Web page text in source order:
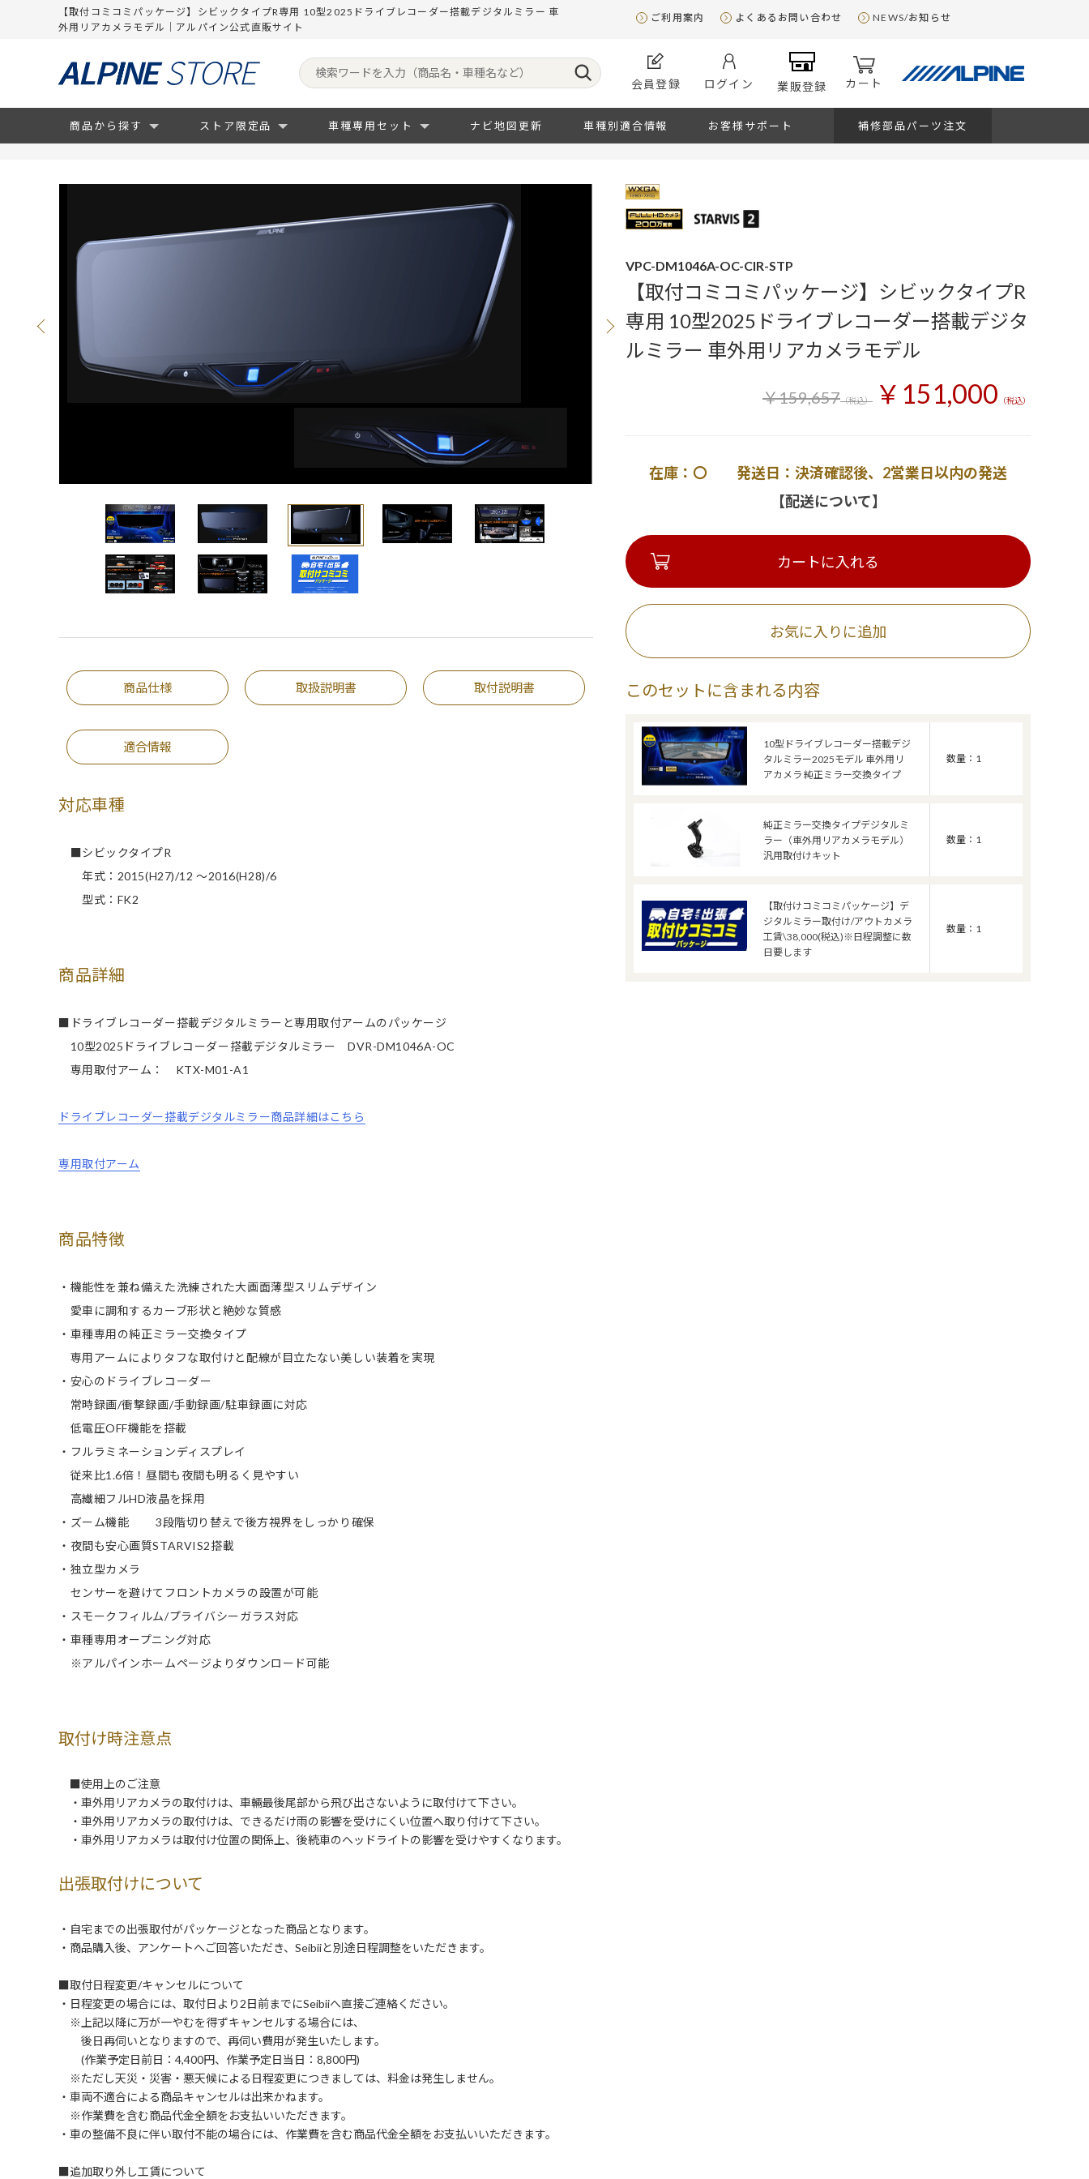
【取付コミコミパッケージ】シビックタイプR専用 10型2025ドライブレコーダー搭載デジタルミラー 車
外用リアカメラモデル｜アルパイン公式直販サイト
ご利用案内 よくあるお問い合わせ NEWS/お知らせ
会員登録 ログイン 業販登録 カート
商品から探す ストア限定品 車種専用セット ナビ地図更新 車種別適合情報 お客様サポート 補修部品パーツ注文
商品仕様 取扱説明書 取付説明書
適合情報
対応車種
■シビックタイプR
年式：2015(H27)/12 ～2016(H28)/6
型式：FK2
商品詳細
■ドライブレコーダー搭載デジタルミラーと専用取付アームのパッケージ
10型2025ドライブレコーダー搭載デジタルミラー DVR-DM1046A-OC
専用取付アーム： KTX-M01-A1
ドライブレコーダー搭載デジタルミラー商品詳細はこちら
専用取付アーム
商品特徴
・機能性を兼ね備えた洗練された大画面薄型スリムデザイン
愛車に調和するカーブ形状と絶妙な質感
・車種専用の純正ミラー交換タイプ
専用アームによりタフな取付けと配線が目立たない美しい装着を実現
・安心のドライブレコーダー
常時録画/衝撃録画/手動録画/駐車録画に対応
低電圧OFF機能を搭載
・フルラミネーションディスプレイ
従来比1.6倍！昼間も夜間も明るく見やすい
高繊細フルHD液晶を採用
・ズーム機能 3段階切り替えで後方視界をしっかり確保
・夜間も安心画質STARVIS2搭載
・独立型カメラ
センサーを避けてフロントカメラの設置が可能
・スモークフィルム/プライバシーガラス対応
・車種専用オープニング対応
※アルパインホームページよりダウンロード可能
取付け時注意点
■使用上のご注意
・車外用リアカメラの取付けは、車輛最後尾部から飛び出さないように取付けて下さい。
・車外用リアカメラの取付けは、できるだけ雨の影響を受けにくい位置へ取り付けて下さい。
・車外用リアカメラは取付け位置の関係上、後続車のヘッドライトの影響を受けやすくなります。
出張取付けについて
・自宅までの出張取付がパッケージとなった商品となります。
・商品購入後、アンケートへご回答いただき、Seibiiと別途日程調整をいただきます。
■取付日程変更/キャンセルについて
・日程変更の場合には、取付日より2日前までにSeibiiへ直接ご連絡ください。
※上記以降に万が一やむを得ずキャンセルする場合には、
後日再伺いとなりますので、再伺い費用が発生いたします。
(作業予定日前日：4,400円、作業予定日当日：8,800円)
※ただし天災・災害・悪天候による日程変更につきましては、料金は発生しません。
・車両不適合による商品キャンセルは出来かねます。
※作業費を含む商品代金全額をお支払いいただきます。
・車の整備不良に伴い取付不能の場合には、作業費を含む商品代金全額をお支払いいただきます。
■追加取り外し工賃について
VPC-DM1046A-OC-CIR-STP
【取付コミコミパッケージ】シビックタイプR
専用 10型2025ドライブレコーダー搭載デジタ
ルミラー 車外用リアカメラモデル
￥159,657（税込） ￥151,000 （税込）
在庫：〇 発送日：決済確認後、2営業日以内の発送
【配送について】
カートに入れる
このセットに含まれる内容
10型ドライブレコーダー搭載デジ
タルミラー2025モデル 車外用リ
アカメラ 純正ミラー交換タイプ
数量：1
純正ミラー交換タイプデジタルミ
ラー（車外用リアカメラモデル）
汎用取付けキット
数量：1
【取付けコミコミパッケージ】デ
ジタルミラー取付け/アウトカメラ
工賃\38,000(税込)※日程調整に数
日要します
数量：1
お気に入りに追加